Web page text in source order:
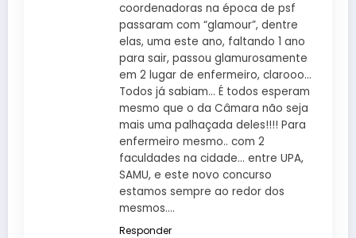
coordenadoras na época de psf
passaram com “glamour”, dentre
elas, uma este ano, faltando 1 ano
para sair, passou glamurosamente
em 2 lugar de enfermeiro, clarooo…
Todos já sabiam… É todos esperam
mesmo que o da Câmara não seja
mais uma palhaçada deles!!!! Para
enfermeiro mesmo.. com 2
faculdades na cidade… entre UPA,
SAMU, e este novo concurso
estamos sempre ao redor dos
mesmos….
Responder